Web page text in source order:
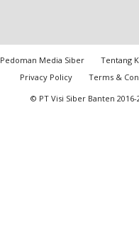
Pedoman Media Siber Tentang
Privacy Policy
Terms &
© PT Visi Siber Banten 2016-